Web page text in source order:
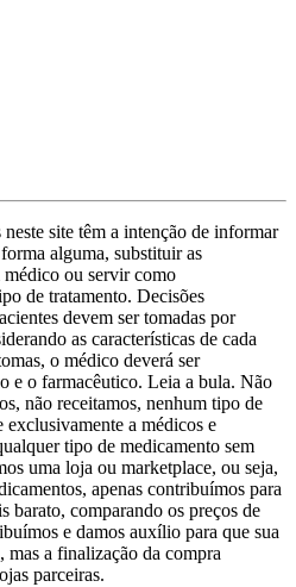
site têm a intenção de informar
alguma, substituir as
ou servir como
de tratamento. Decisões
devem ser tomadas por
as características de cada
o médico deverá ser
e o farmacêutico. Leia a bula. Não
não receitamos, nenhum tipo de
exclusivamente a médicos e
tipo de medicamento sem
uma loja ou marketplace, ou seja,
apenas contribuímos para
barato, comparando os preços de
e damos auxílio para que sua
mas a finalização da compra
parceiras.